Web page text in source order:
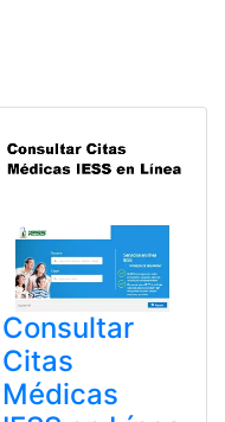
Consultar
Citas
Médicas